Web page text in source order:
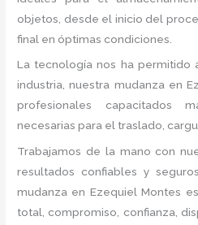
objetos, desde el inicio del
final en óptimas condiciones.
La tecnología nos ha permitido
industria, nuestra mudanza en
profesionales capacitados
necesarias para el traslado,
Trabajamos de la mano con
resultados confiables y
mudanza en Ezequiel Montes
total, compromiso, confianza,